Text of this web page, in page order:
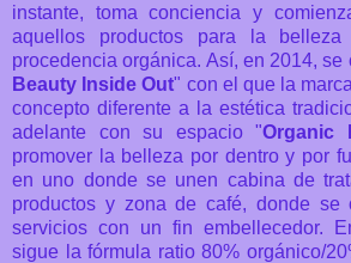
instante, toma conciencia y
aquellos productos para la
procedencia orgánica. Así, en 2014, se
Beauty Inside Out" con el que la
concepto diferente a la estética
adelante con su espacio "Organic
promover la belleza por dentro y por
en uno donde se unen cabina de
productos y zona de café, donde se
servicios con un fin embellecedor.
sigue la fórmula ratio 80% orgánico/